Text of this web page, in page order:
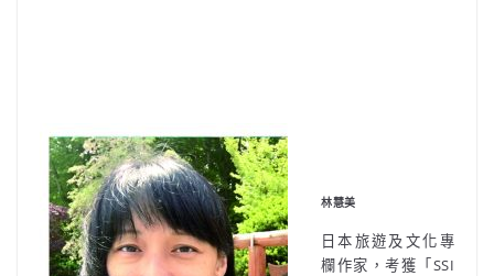
林慧美
日本旅遊及文化專
欄作家，考獲「SSI